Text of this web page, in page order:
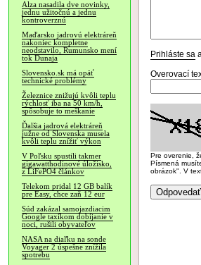
Alza nasadila dve novinky,
jednu užitočnú a jednu
kontroverznú
Maďarsko jadrovú elektráreň
nakoniec kompletne
neodstavilo, Rumunsko mení
tok Dunaja
Slovensko.sk má opäť
technické problémy
Železnice znižujú kvôli teplu
rýchlosť iba na 50 km/h,
spôsobuje to meškanie
Ďalšia jadrová elektráreň
južne od Slovenska musela
kvôli teplu znížiť výkon
V Poľsku spustili takmer
gigawatthodinové úložisko,
z LiFePO4 článkov
Telekom pridal 12 GB balík
pre Easy, chce zaň 12 eur
Súd zakázal samojazdiacim
Google taxíkom dobíjanie v
noci, rušili obyvateľov
NASA na diaľku na sonde
Voyager 2 úspešne znížila
spotrebu
Prihláste sa
Overovací
Pre overenie,
Písmená
obrázok". V